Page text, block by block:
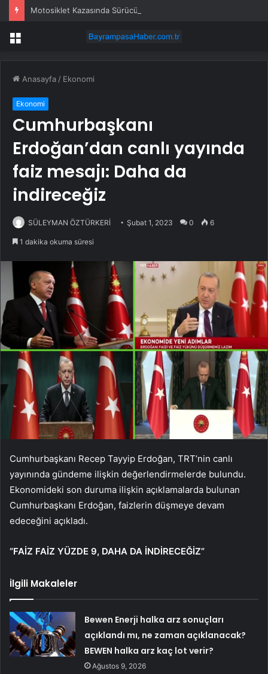
Motosiklet Kazasında Sürücü Hayatını Kaybetti
Menü
Anasayfa / Ekonomi
Ekonomi
Cumhurbaşkanı
Erdoğan’dan canlı yayında
faiz mesajı: Daha da
indireceğiz
SÜLEYMAN ÖZTÜRKERİ Şubat 1, 2023 0 6
1 dakika okuma süresi
Cumhurbaşkanı Recep Tayyip Erdoğan, TRT’nin canlı
yayınında gündeme ilişkin değerlendirmelerde bulundu.
Ekonomideki son duruma ilişkin açıklamalarda bulunan
Cumhurbaşkanı Erdoğan, faizlerin düşmeye devam
edeceğini açıkladı.
“FAİZ FAİZ YÜZDE 9, DAHA DA İNDİRECEĞİZ”
İlgili Makaleler
Bewen Enerji halka arz sonuçları
açıklandı mı, ne zaman açıklanacak?
BEWEN halka arz kaç lot verir?
Ağustos 9, 2026